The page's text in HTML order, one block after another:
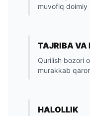
muvofiq doimiy
TAJRIBA VA
Qurilish bozori
murakkab
HALOLLIK